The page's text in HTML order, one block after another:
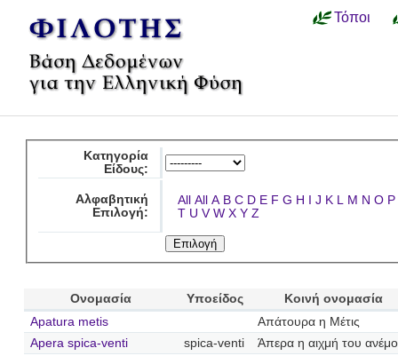
Τόποι
Κατηγορία
Είδους:
Αλφαβητική
Επιλογή:
All All A B C D E F G H I J K L M N O P
T U V W X Y Z
Ονομασία Υποείδος
Κοινή ονομασία
Apatura metis
Απάτουρα η Μέτις
Apera spica-venti
spica-venti
Άπερα η αιχμή του